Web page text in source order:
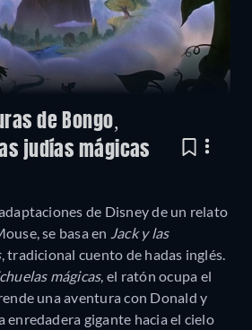
de Bongo,
judías mágicas
de Disney de un relato
se basa en Jack y las
, tradicional cuento de hadas inglés.
mágicas, el ratón ocupa el
una aventura con Donald y
enredadera gigante hacia el cielo